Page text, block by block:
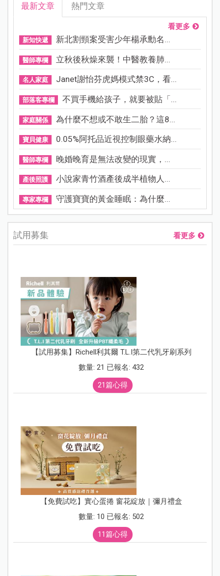
最新文章 熱門文章
看更多
新知快遞 新北割頸案受害少年楊承勳名...
醫師專欄 立秋後秋燥來襲！中醫教養肺...
名人家庭 Janet謝怡芬虎媽模式禁3C，看...
部落客專欄 不買手機給孩子，就要被貼「...
家庭關係 為什麼不想或不敢生二胎？這8...
寶貝健康 0.05%阿托品近視控制眼藥水納...
醫師專欄 晚婚晚育是無法改變的現實，...
產後照護 小說家青竹酒產後成半植物人...
專家專欄 守護寶寶的黃金睡眠：為什麼...
試用募集 看更多
【試用募集】Richell利其爾 T.L.I第二代乳牙刷系列
數量: 21 已報名: 432
21篇心得
【免費試吃】實心蛋捲 窗花綻放｜彌月禮盒
數量: 10 已報名: 502
11篇心得